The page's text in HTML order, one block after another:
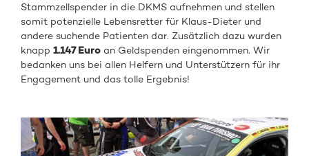
Stammzellspender in die DKMS aufnehmen und stellen
somit potenzielle Lebensretter für Klaus-Dieter und
andere suchende Patienten dar. Zusätzlich dazu wurden
knapp1.147 Euro an Geldspenden eingenommen. Wir
bedanken uns bei allen Helfern und Unterstützern für ihr
Engagement und das tolle Ergebnis!